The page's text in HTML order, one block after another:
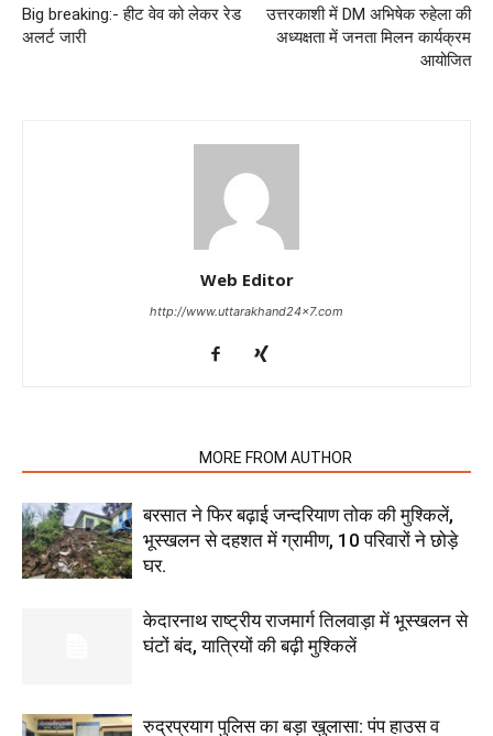
Big breaking:- हीट वेव को लेकर रेड
अलर्ट जारी
उत्तरकाशी में DM अभिषेक रुहेला की
अध्यक्षता में जनता मिलन कार्यक्रम
आयोजित
Web Editor
http://www.uttarakhand24x7.com
MORE FROM AUTHOR
बरसात ने फिर बढ़ाई जन्दरियाण तोक की मुश्किलें,
भूस्खलन से दहशत में ग्रामीण, 10 परिवारों ने छोड़े
घर.
केदारनाथ राष्ट्रीय राजमार्ग तिलवाड़ा में भूस्खलन से
घंटों बंद, यात्रियों की बढ़ी मुश्किलें
रुद्रप्रयाग पुलिस का बड़ा खुलासा: पंप हाउस व